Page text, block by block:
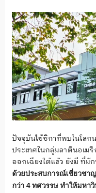
ปัจจุบันไข้ซิกาที่พบในโลก
ประเทศในกลุ่มลาตินอเม
ออกเฉียงใต้แล้ว ยังมี ที่มั
ด้วยประสบการณ์เชี่ยวช
กว่า 4 ทศวรรษ ทำให้มหา